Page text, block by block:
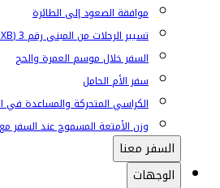
موافقة الصعود إلى الطائرة
تسيير الرحلات من المبنى رقم 3 (DXB)
السفر خلال موسم العمرة والحج
سفر الأم الحامل
الكراسي المتحركة والمساعدة في
وزن الأمتعة المسموح عند السفر
السفر معنا
الوجهات